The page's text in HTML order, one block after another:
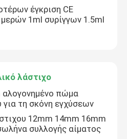
έγκριση CE
μερών 1ml συρίγγων 1.5ml
λάστιχο
αλογονημένο πώμα
για τη σκόνη εγχύσεων
12mm 14mm 16mm
συλλογής αίματος